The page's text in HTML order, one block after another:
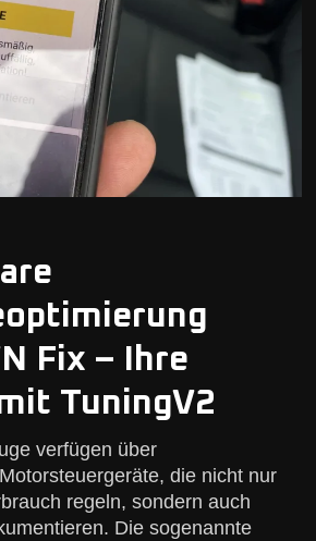
Fix – Ihre
TuningV2
verfügen über
die nicht nur
regeln, sondern auch
Die sogenannte